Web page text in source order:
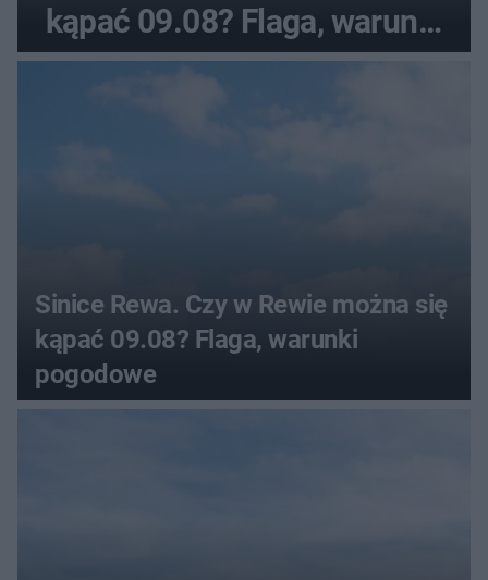
kąpać 09.08? Flaga, warunki
pogodowe
Sinice Rewa. Czy w Rewie można się
kąpać 09.08? Flaga, warunki
pogodowe